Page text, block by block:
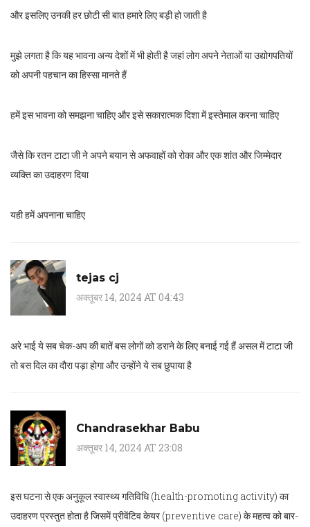
और इसलिए उनकी हर छोटी सी बात हमारे लिए बड़ी हो जाती है
मुझे लगता है कि यह भावना अन्य देशों में भी होती है जहां लोग अपने नेताओं या उद्योगपतियों
को अपनी पहचान का हिस्सा मानते हैं
हमें इस भावना को समझना चाहिए और इसे सकारात्मक दिशा में इस्तेमाल करना चाहिए
जैसे कि रतन टाटा जी ने अपने बयान से अफवाहों को रोका और एक शांत और जिम्मेदार
व्यक्ति का उदाहरण दिया
यही हमें अपनाना चाहिए
tejas cj
अक्तूबर 14, 2024 AT 04:43
अरे भाई ये सब चेक-अप की बातें बस लोगों को डराने के लिए बनाई गई हैं असल में टाटा जी
तो बस दिल का दौरा पड़ा होगा और उन्होंने ये सब छुपाया है
Chandrasekhar Babu
अक्तूबर 14, 2024 AT 23:08
इस घटना से एक अनुकूल स्वास्थ्य गतिविधि (health-promoting activity) का
उदाहरण प्रस्तुत होता है जिसमें प्रीवेंटिव केयर (preventive care) के महत्व को बार-